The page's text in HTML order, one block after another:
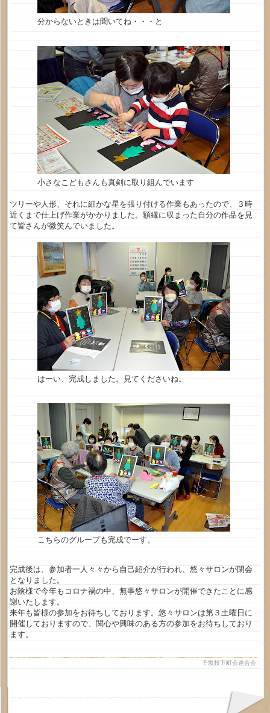
分からないときは聞いてね・・・と
小さなこどもさんも真剣に取り組んでいます
ツリーや人形、それに細かな星を張り付ける作業もあったので、３時
近くまで仕上げ作業がかかりました。額縁に収まった自分の作品を見
て皆さんが微笑んでいました。
はーい、完成しました。見てくださいね。
こちらのグループも完成でーす。
完成後は、参加者一人々々から自己紹介が行われ、悠々サロンが閉会
となりました。
お陰様で今年もコロナ禍の中、無事悠々サロンが開催できたことに感
謝いたします。
来年も皆様の参加をお待ちしております。悠々サロンは第３土曜日に
開催しておりますので、関心や興味のある方の参加をお待ちしており
ます。
千坂校下町会連合会